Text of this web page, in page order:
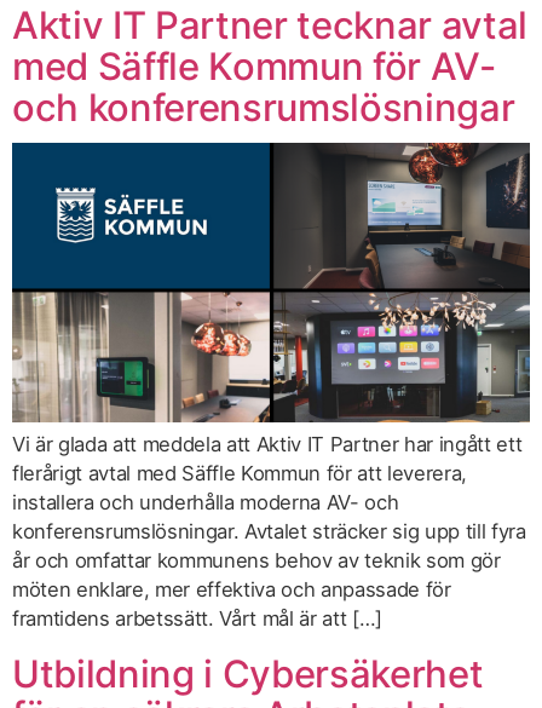
Aktiv IT Partner tecknar avtal
med Säffle Kommun för AV-
och konferensrumslösningar
Vi är glada att meddela att Aktiv IT Partner har ingått ett
flerårigt avtal med Säffle Kommun för att leverera,
installera och underhålla moderna AV- och
konferensrumslösningar. Avtalet sträcker sig upp till fyra
år och omfattar kommunens behov av teknik som gör
möten enklare, mer effektiva och anpassade för
framtidens arbetssätt. Vårt mål är att […]
Utbildning i Cybersäkerhet